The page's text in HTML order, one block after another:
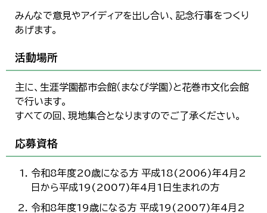
みんなで意見やアイディアを出し合い、記念行事をつくり
あげます。
活動場所
主に、生涯学園都市会館（まなび学園）と花巻市文化会館
で行います。
すべての回、現地集合となりますのでご了承ください。
応募資格
令和8年度20歳になる方 平成18(2006)年4月2
日から平成19(2007)年4月1日生まれの方
令和8年度19歳になる方 平成19(2007)年4月2